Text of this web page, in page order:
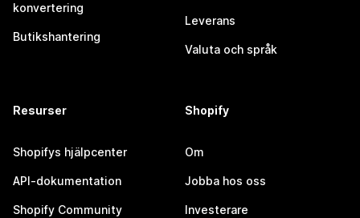
konvertering
Butikshantering
Leverans
Valuta och språk
Resurser
Shopifys hjälpcenter
API-dokumentation
Shopify Community
Shopify
Om
Jobba hos oss
Investerare